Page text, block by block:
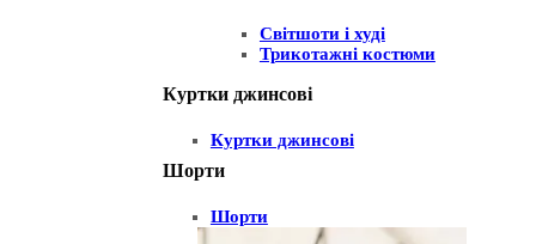
Світшоти і худі
Трикотажні костюми
Куртки джинсові
Куртки джинсові
Шорти
Шорти